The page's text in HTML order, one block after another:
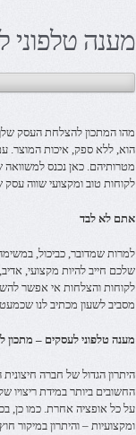
מענה טלפוני
מהו המתכון להצלחת העסק
הוא, ללא ספק, איכות המוצר.
מטרותיהם. כאן נכנס
לקוחות טוב ומקצועי שווה
אתם לא לבד
למרות שמדובר, כביכול,
שלכם חייב להיות מקצועי,
לקוחות והצלחות אי אפשר
מסביב לשעון מכתיב לנו שכמעט
מענה טלפוני לעסקים – מתכון
היתרון הגדול של חברה
החשובים ביותר במידת ריצויו
על כל אופציה אחרת. כמו כן,
ומקצועיות – והיתרון